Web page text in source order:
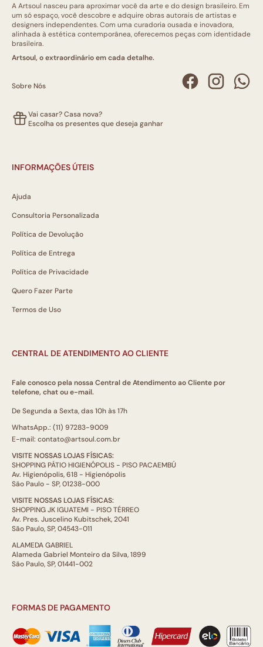
A Artsoul nasceu para aproximar você da arte e do design brasileiro. Em
um só espaço, você descobre e adquire obras autorais de artistas e
designers independentes. Com uma curadoria ousada e inovadora,
alinhada à estética contemporânea, oferecemos peças com identidade
brasileira.
Artsoul, o extraordinário em cada detalhe.
Sobre Nós
Vai casar? Casa nova?
Escolha os presentes que deseja ganhar
INFORMAÇÕES ÚTEIS
Ajuda
Consultoria Personalizada
Política de Devolução
Política de Entrega
Política de Privacidade
Quero Fazer Parte
Termos de Uso
CENTRAL DE ATENDIMENTO AO CLIENTE
Fale conosco pela nossa Central de Atendimento ao Cliente por
telefone, chat ou e-mail.
De Segunda a Sexta, das 10h às 17h
WhatsApp.: (11) 97283-9009
E-mail: contato@artsoul.com.br
VISITE NOSSAS LOJAS FÍSICAS:
SHOPPING PÁTIO HIGIENÓPOLIS - PISO PACAEMBÚ
Av. Higienópolis, 618 - Higienópolis
São Paulo - SP, 01238-000
VISITE NOSSAS LOJAS FÍSICAS:
SHOPPING JK IGUATEMI - PISO TÉRREO
Av. Pres. Juscelino Kubitschek, 2041
São Paulo, SP, 04543-011
ALAMEDA GABRIEL
Alameda Gabriel Monteiro da Silva, 1899
São Paulo, SP, 01441-002
FORMAS DE PAGAMENTO